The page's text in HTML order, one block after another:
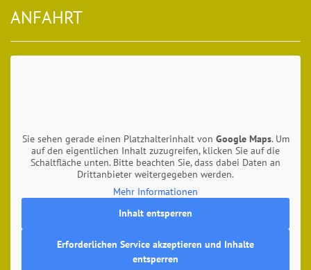
ANFAHRT
Sie sehen gerade einen Platzhalterinhalt von Google Maps. Um
auf den eigentlichen Inhalt zuzugreifen, klicken Sie auf die
Schaltfläche unten. Bitte beachten Sie, dass dabei Daten an
Drittanbieter weitergegeben werden.
Mehr Informationen
Inhalt entsperren
Erforderlichen Service akzeptieren und Inhalte
entsperren